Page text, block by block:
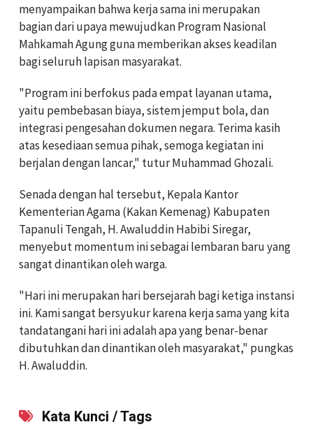
menyampaikan bahwa kerja sama ini merupakan
bagian dari upaya mewujudkan Program Nasional
Mahkamah Agung guna memberikan akses keadilan
bagi seluruh lapisan masyarakat.
"Program ini berfokus pada empat layanan utama,
yaitu pembebasan biaya, sistem jemput bola, dan
integrasi pengesahan dokumen negara. Terima kasih
atas kesediaan semua pihak, semoga kegiatan ini
berjalan dengan lancar," tutur Muhammad Ghozali.
Senada dengan hal tersebut, Kepala Kantor
Kementerian Agama (Kakan Kemenag) Kabupaten
Tapanuli Tengah, H. Awaluddin Habibi Siregar,
menyebut momentum ini sebagai lembaran baru yang
sangat dinantikan oleh warga.
"Hari ini merupakan hari bersejarah bagi ketiga instansi
ini. Kami sangat bersyukur karena kerja sama yang kita
tandatangani hari ini adalah apa yang benar-benar
dibutuhkan dan dinantikan oleh masyarakat," pungkas
H. Awaluddin.
Kata Kunci / Tags